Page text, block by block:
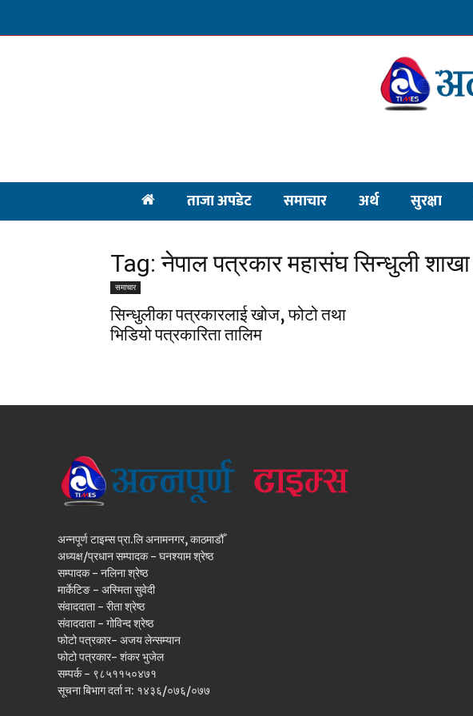
ताजा अपडेट समाचार अर्थ सुरक्षा
Tag: नेपाल पत्रकार महासंघ सिन्धुली शाखा
समाचार
सिन्धुलीका पत्रकारलाई खोज, फोटो तथा
भिडियो पत्रकारिता तालिम
अन्नपूर्ण टाइम्स प्रा.लि अनामनगर, काठमाडौँ
अध्यक्ष/प्रधान सम्पादक - घनश्याम श्रेष्ठ
सम्पादक - नलिना श्रेष्ठ
मार्केटिङ - अस्मिता सुवेदी
संवाददाता - रीता श्रेष्ठ
संवाददाता - गोविन्द श्रेष्ठ
फोटो पत्रकार- अजय लेन्सम्यान
फोटो पत्रकार- शंकर भुजेल
सम्पर्क - ९८५११५०४७१
सूचना बिभाग दर्ता न: १४३६/०७६/०७७